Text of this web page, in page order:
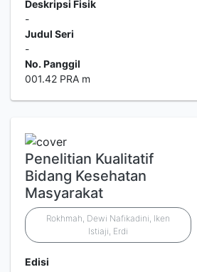
Deskripsi Fisik
-
Judul Seri
-
No. Panggil
001.42 PRA m
Penelitian Kualitatif
Bidang Kesehatan
Masyarakat
Rokhmah, Dewi Nafikadini, Iken
Istiaji, Erdi
Edisi